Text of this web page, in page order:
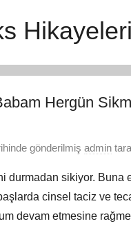
Hikayeleri
Hergün
gönderilmiş admin
durmadan sikiyor. Buna
cinsel taciz ve
devam etmesine